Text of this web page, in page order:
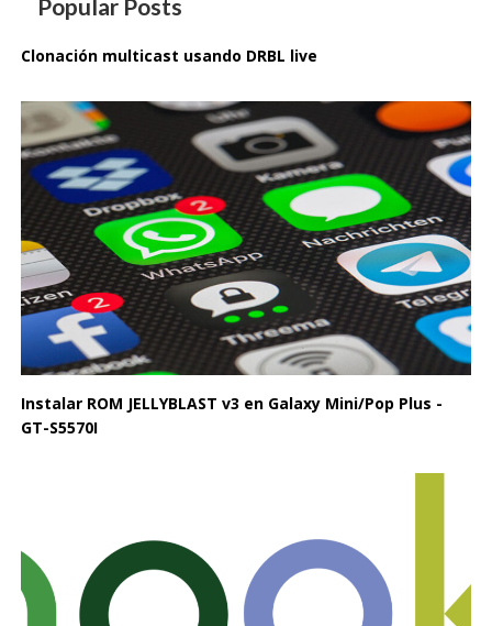
Popular Posts
Clonación multicast usando DRBL live
Instalar ROM JELLYBLAST v3 en Galaxy Mini/Pop Plus -
GT-S5570I